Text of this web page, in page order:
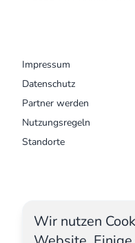
Impressum
Datenschutz
Partner werden
Nutzungsregeln
Standorte
Wir nutzen